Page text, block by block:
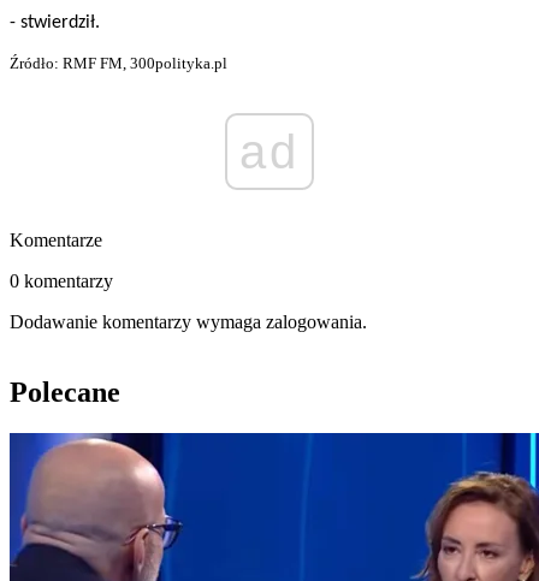
- stwierdził.
Źródło: RMF FM, 300polityka.pl
ad
Komentarze
0 komentarzy
Dodawanie komentarzy wymaga zalogowania.
Polecane